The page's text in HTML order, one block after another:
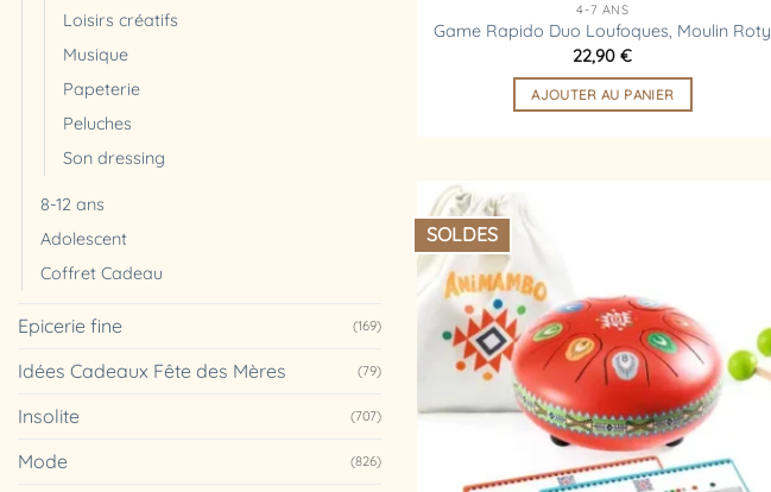
Loisirs créatifs
Musique
Papeterie
Peluches
Son dressing
8-12 ans
Adolescent
Coffret Cadeau
Epicerie fine (169)
Idées Cadeaux Fête des Mères (79)
Insolite (707)
Mode (826)
4-7 ANS
Game Rapido Duo Loufoques, Moulin Roty
22,90€
AJOUTER AU PANIER
SOLDES